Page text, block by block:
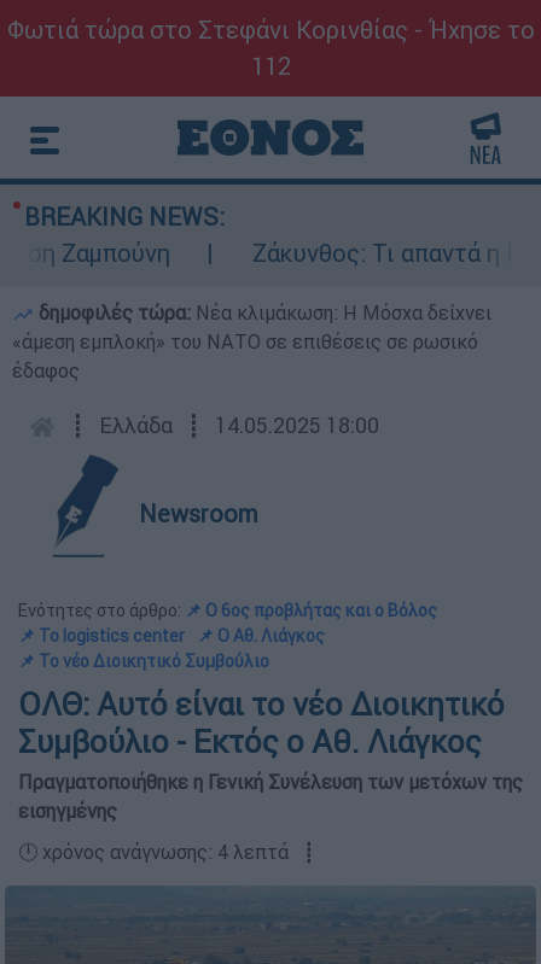
Φωτιά τώρα στο Στεφάνι Κορινθίας - Ήχησε το
112
BREAKING NEWS:
Ζάκυνθος: Τι απαντά η ΕΛΑΣ
δημοφιλές τώρα: Νέα κλιμάκωση: Η Μόσχα δείχνει
«άμεση εμπλοκή» του ΝΑΤΟ σε επιθέσεις σε ρωσικό
έδαφος
┋ Ελλάδα ┋ 14.05.2025 18:00
Newsroom
Ενότητες στο άρθρο: 📌 Ο 6ος προβλήτας και ο Βόλος
📌 Το logistics center
📌 Ο Αθ. Λιάγκος
📌 Το νέο Διοικητικό Συμβούλιο
ΟΛΘ: Αυτό είναι το νέο Διοικητικό
Συμβούλιο - Εκτός ο Αθ. Λιάγκος
Πραγματοποιήθηκε η Γενική Συνέλευση των μετόχων της
εισηγμένης
🕛 χρόνος ανάγνωσης: 4 λεπτά ┋